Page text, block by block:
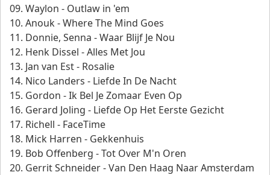
09. Waylon - Outlaw in 'em
10. Anouk - Where The Mind Goes
11. Donnie, Senna - Waar Blijf Je Nou
12. Henk Dissel - Alles Met Jou
13. Jan van Est - Rosalie
14. Nico Landers - Liefde In De Nacht
15. Gordon - Ik Bel Je Zomaar Even Op
16. Gerard Joling - Liefde Op Het Eerste Gezicht
17. Richell - FaceTime
18. Mick Harren - Gekkenhuis
19. Bob Offenberg - Tot Over M'n Oren
20. Gerrit Schneider - Van Den Haag Naar Amsterdam